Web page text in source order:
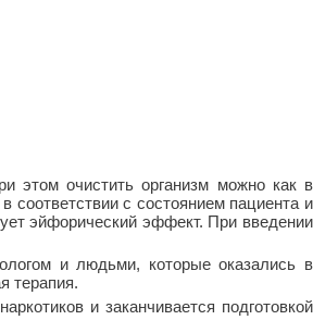
этом очистить организм можно как в
соответствии с состоянием пациента и
эйфорический эффект. При введении
и людьми, которые оказались в
терапия.
и заканчивается подготовкой